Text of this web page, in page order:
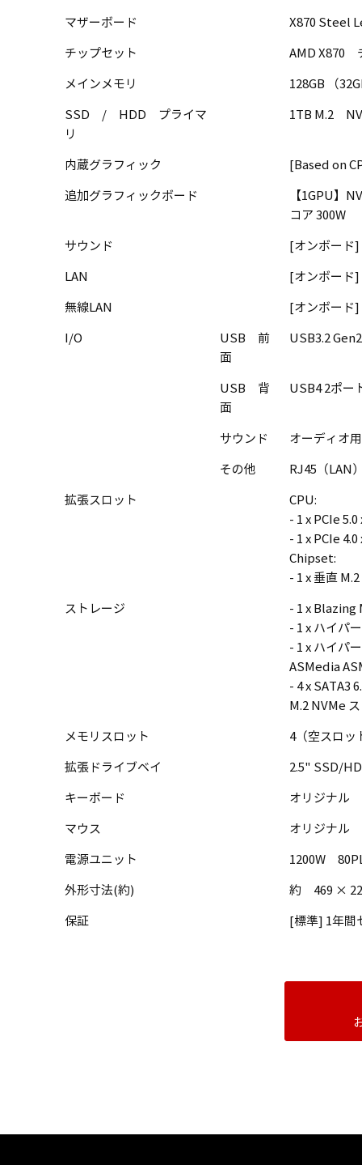
マザーボード X870 Steel
チップセット AMD X870
メインメモリ 128GB （
SSD / HDD プライマ
リ
1TB M.2
内蔵グラフィック [Based on
追加グラフィックボード
【1GPU】
コア 300W
サウンド [オンボード]
LAN [オンボー
無線LAN [オンボード
I/O
USB 前
面
USB3.2
USB 背
面
USB4 2ポー
サウンド オーディオ
その他 RJ45（
拡張スロット
CPU:
- 1 x PCIe
- 1 x PCIe
Chipset:
- 1 x 垂直
ストレージ
- 1 x Blazing
- 1 x ハイパ
- 1 x ハイパ
ASMedia
- 4 x SATA3
M.2 NVMe
メモリスロット 4（空スロ
拡張ドライブベイ 2.5" SSD/
キーボード オリジナル
マウス オリジナル
電源ユニット 1200W
外形寸法(約) 約 469 ×
保証 [標準] 1年